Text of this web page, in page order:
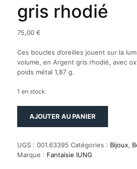
gris rhodié
75,00 €
Ces boucles d’oreilles jouent sur la
volume, en Argent gris rhodié, avec
poids métal 1,87 g.
1 en stock
puces
argent
AJOUTER AU PANIER
UGS : 001.63395 Catégories : Bijoux,
Marque : Fantaisie IUNG